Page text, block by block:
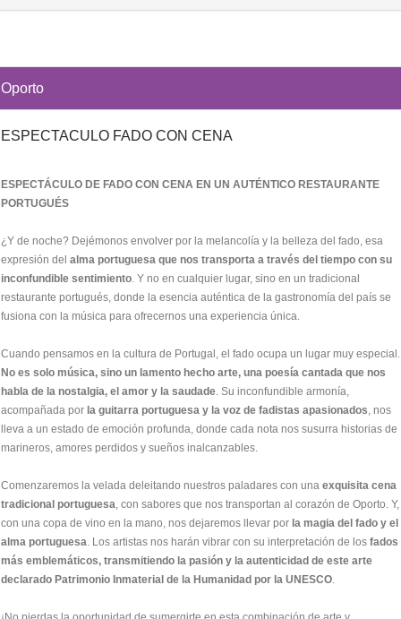
Oporto
ESPECTACULO FADO CON CENA
ESPECTÁCULO DE FADO CON CENA EN UN AUTÉNTICO RESTAURANTE
PORTUGUÉS
¿Y de noche? Dejémonos envolver por la melancolía y la belleza del fado, esa
expresión del alma portuguesa que nos transporta a través del tiempo con su
inconfundible sentimiento. Y no en cualquier lugar, sino en un tradicional
restaurante portugués, donde la esencia auténtica de la gastronomía del país se
fusiona con la música para ofrecernos una experiencia única.
Cuando pensamos en la cultura de Portugal, el fado ocupa un lugar muy especial.
No es solo música, sino un lamento hecho arte, una poesía cantada que nos
habla de la nostalgia, el amor y la saudade. Su inconfundible armonía,
acompañada por la guitarra portuguesa y la voz de fadistas apasionados, nos
lleva a un estado de emoción profunda, donde cada nota nos susurra historias de
marineros, amores perdidos y sueños inalcanzables.
Comenzaremos la velada deleitando nuestros paladares con una exquisita cena
tradicional portuguesa, con sabores que nos transportan al corazón de Oporto. Y,
con una copa de vino en la mano, nos dejaremos llevar por la magia del fado y el
alma portuguesa. Los artistas nos harán vibrar con su interpretación de los fados
más emblemáticos, transmitiendo la pasión y la autenticidad de este arte
declarado Patrimonio Inmaterial de la Humanidad por la UNESCO.